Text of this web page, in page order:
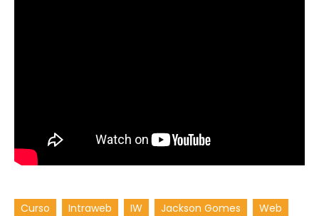
Curso Intraweb IW Jackson Gomes Web